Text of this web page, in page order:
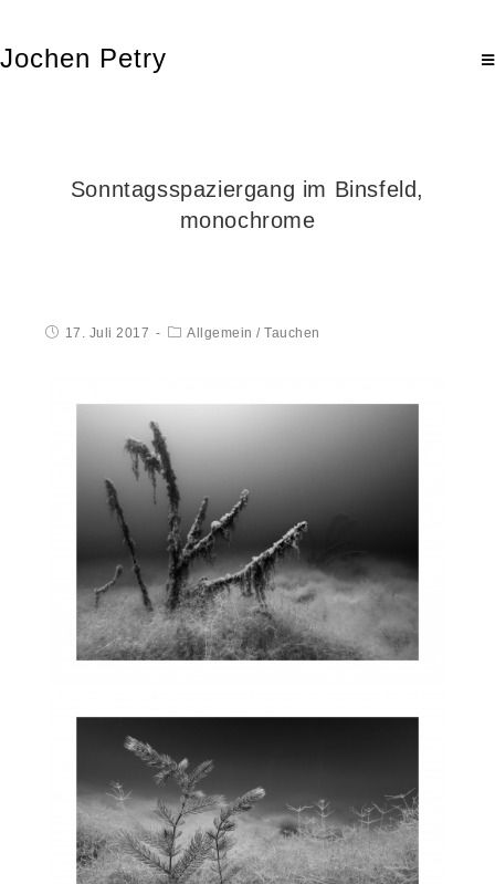
Jochen Petry
Sonntagsspaziergang im Binsfeld,
monochrome
17. Juli 2017 Allgemein /Tauchen